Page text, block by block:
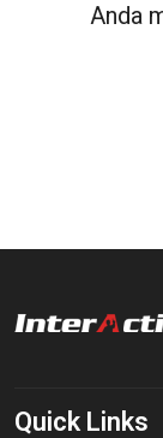
Anda
Quick Links